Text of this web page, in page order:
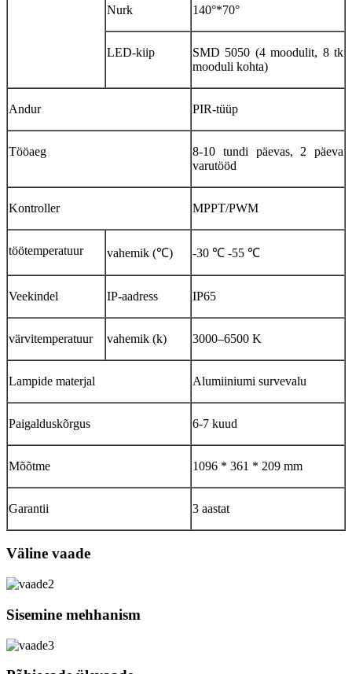
Nurk 140°*70°
LED-kiip
SMD 5050 (4 moodulit, 8 tk
mooduli kohta)
Andur PIR-tüüp
Tööaeg
8-10 tundi päevas, 2 päeva
varutööd
Kontroller MPPT/PWM
töötemperatuur vahemik (℃) -30 ℃ -55 ℃
Veekindel IP-aadress IP65
värvitemperatuur vahemik (k) 3000–6500 K
Lampide materjal Alumiiniumi survevalu
Paigalduskõrgus 6-7 kuud
Mõõtme 1096 * 361 * 209 mm
Garantii 3 aastat
Väline vaade
Sisemine mehhanism